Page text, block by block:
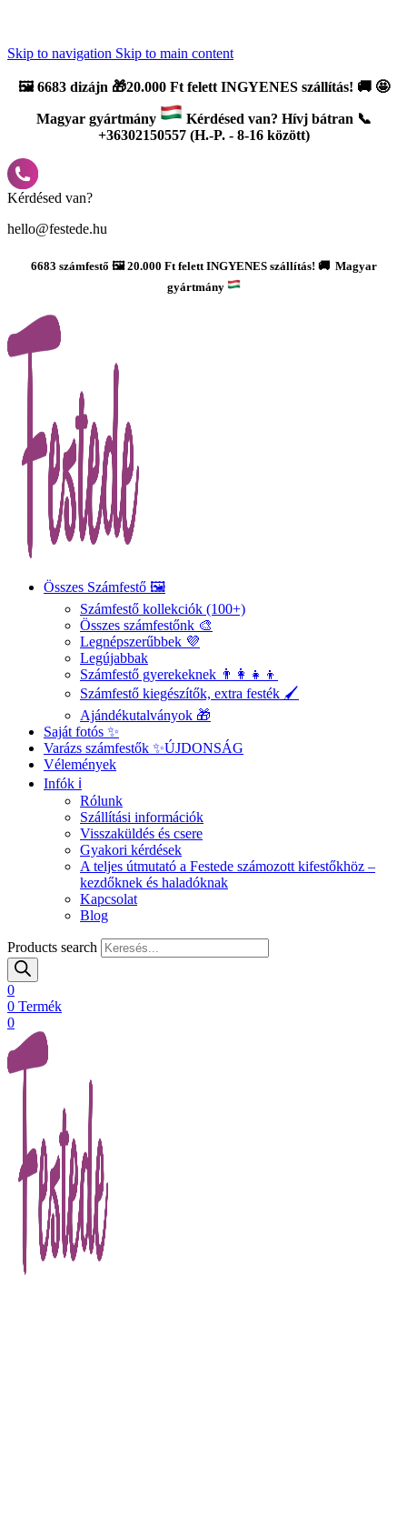
Skip to navigation Skip to main content
🖼️6683 dizájn 🎁20.000 Ft felett INGYENES szállítás! 🚚 🤩
Magyar gyártmány
Kérdésed van? Hívj bátran 📞
+36302150557 (H.-P. - 8-16 között)
Kérdésed van?
hello@festede.hu
6683 számfestő 🖼️ 20.000 Ft felett INGYENES szállítás! 🚚 Magyar
gyártmány
Összes Számfestő 🖼️
Számfestő kollekciók (100+)
Összes számfestőnk 🎨
Legnépszerűbbek 💜
Legújabbak
Számfestő gyerekeknek 👨‍👩‍👧‍👦
Számfestő kiegészítők, extra festék 🖌️
Ajándékutalványok 🎁
Saját fotós ✨
Varázs számfestők ✨ÚJDONSÁG
Vélemények
Infók ℹ️
Rólunk
Szállítási információk
Visszaküldés és csere
Gyakori kérdések
A teljes útmutató a Festede számozott kifestőkhöz –
kezdőknek és haladóknak
Kapcsolat
Blog
Products search
0
0 Termék
0